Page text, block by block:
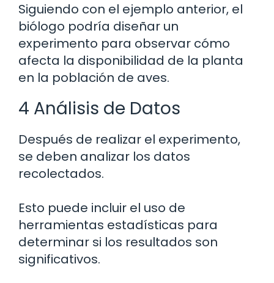
Siguiendo con el ejemplo anterior, el
biólogo podría diseñar un
experimento para observar cómo
afecta la disponibilidad de la planta
en la población de aves.
4 Análisis de Datos
Después de realizar el experimento,
se deben analizar los datos
recolectados.
Esto puede incluir el uso de
herramientas estadísticas para
determinar si los resultados son
significativos.